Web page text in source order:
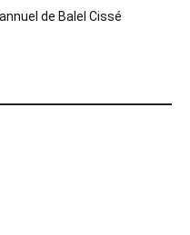
de Balel Cissé